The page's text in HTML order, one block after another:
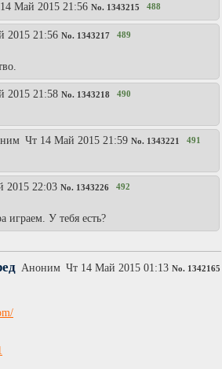
Май 2015 21:56 No. 1343215 488
2015 21:56 No. 1343217 489
2015 21:58 No. 1343218 490
Чт 14 Май 2015 21:59 No. 1343221 491
2015 22:03 No. 1343226 492
У тебя есть?
Аноним Чт 14 Май 2015 01:13 No. 1342165